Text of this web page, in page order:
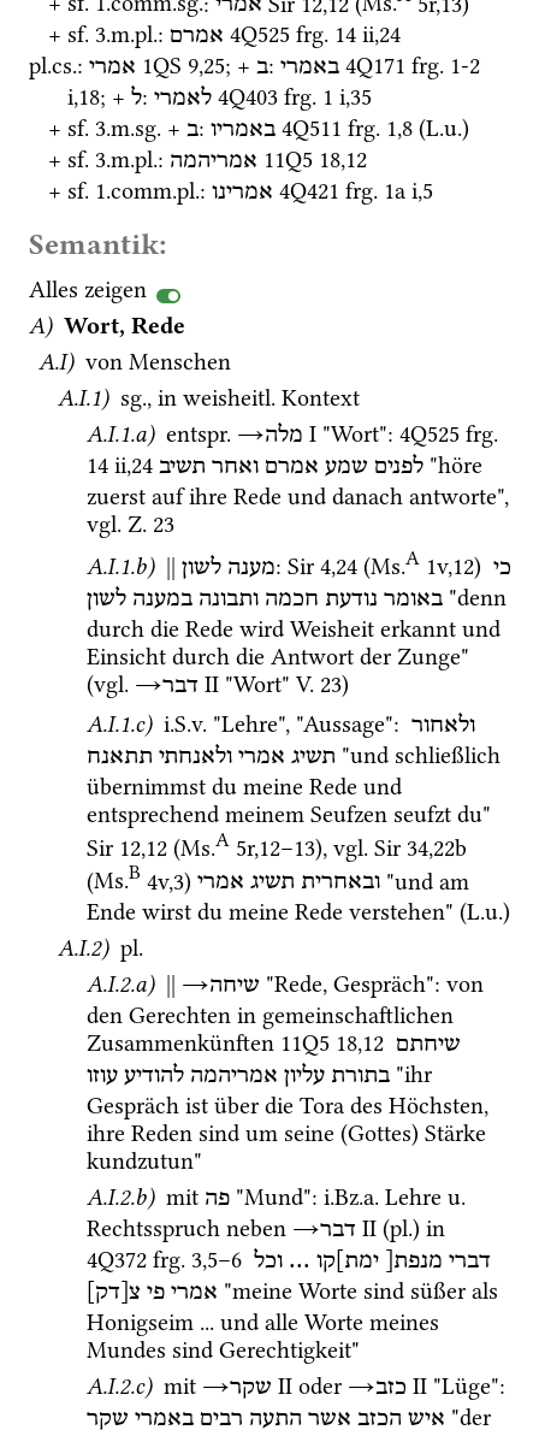
אמרי
+ sf. 3.m.pl.: אמרם 4Q525 frg. 14 ii,24
pl.cs.: אמרי 1QS 9,25; + ב: באמרי 4Q171 frg. 1-2
i,18; + ל: לאמרי 4Q403 frg. 1 i,35
+ sf. 3.m.sg. + ב: באמריו 4Q511 frg. 1,8 (L.u.)
+ sf. 3.m.pl.: אמריהמה 11Q5 18,12
+ sf. 1.comm.pl.: אמרינו 4Q421 frg. 1a i,5
Semantik:
Alles zeigen
A) Wort, Rede
A.I) von Menschen
A.I.1) sg., in weisheitl. Kontext
A.I.1.a) entspr. →מלה ‎ I "Wort": 4Q525 frg.
14 ii,24 לפנים שמע אמרם ואחר תשיב
"höre
vgl. Z. 23
A.I.1.b) || מענה לשון: Sir 4,24 (Ms.A 1v,12) כי
באומר נודעת חכמה ותבונה במענה לשון
"denn
durch die Rede wird Weisheit erkannt und
Einsicht durch die Antwort der Zunge"
(vgl. →דבר ‎ II "Wort" V. 23)
A.I.1.c) i.S.v. "Lehre", "Aussage": ולאחור
תשיג אמרי ולאנחתי תתאנח
"und schließlich
übernimmst du meine Rede und
Sir 12,12 (Ms.A 5r,12–13), vgl. Sir 34,22b
(Ms.B 4v,3) ובאחרית תשיג אמרי
"und am
Ende wirst du meine Rede verstehen" (L.u.)
A.I.2) pl.
A.I.2.a) || →שיחה "Rede, Gespräch": von
den Gerechten in gemeinschaftlichen
Zusammenkünften 11Q5 18,12 שיחתם
בתורת עליון אמריהמה להודיע עוזו
"ihr
Gespräch ist über die Tora des Höchsten,
ihre Reden sind um seine (Gottes) Stärke
kundzutun"
A.I.2.b) mit פה "Mund": i.Bz.a. Lehre u.
Rechtsspruch neben →דבר ‎ II (pl.
4Q372 frg. 3,5–6 דברי מנפת[ ימת]קו ... וכל
אמרי פי צ[דק]
"meine Worte sind süßer als
Honigseim ... und alle Worte meines
Mundes sind Gerechtigkeit"
A.I.2.c) mit →שקר ‎ II oder →כזב ‎ II "Lüge"
איש הכזב אשר התעה רבים באמרי שקר
"der